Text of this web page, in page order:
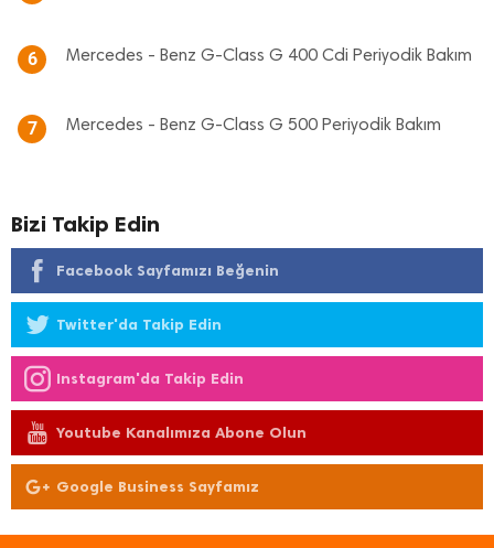
6 Mercedes - Benz G-Class G 400 Cdi Periyodik Bakım
7 Mercedes - Benz G-Class G 500 Periyodik Bakım
Bizi Takip Edin
Facebook Sayfamızı Beğenin
Twitter'da Takip Edin
Instagram'da Takip Edin
Youtube Kanalımıza Abone Olun
Google Business Sayfamız